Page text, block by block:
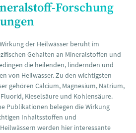
Forschung
der Heilwässer beruht im
Gehalten an Mineralstoffen und
die heilenden, lindernden und
von Heilwasser. Zu den wichtigsten
gehören Calcium, Magnesium, Natrium,
Kieselsäure und Kohlensäure.
Publikationen belegen die Wirkung
Inhaltsstoffen und
werden hier interessante